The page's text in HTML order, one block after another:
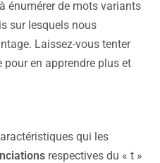
énumérer de mots variants
sur lesquels nous
Laissez-vous tenter
en apprendre plus et
qui les
respectives du « t »